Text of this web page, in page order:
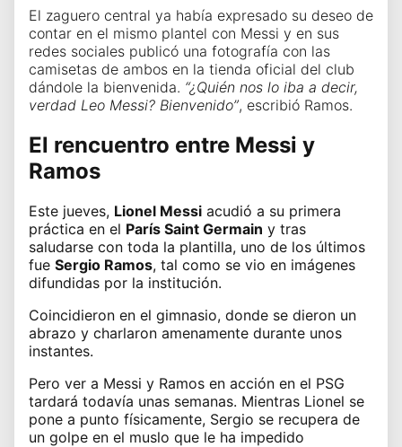
El zaguero central ya había expresado su deseo de
contar en el mismo plantel con Messi y en sus
redes sociales publicó una fotografía con las
camisetas de ambos en la tienda oficial del club
dándole la bienvenida. “¿Quién nos lo iba a decir,
verdad Leo Messi? Bienvenido”, escribió Ramos.
El rencuentro entre Messi y
Ramos
Este jueves, Lionel Messi acudió a su primera
práctica en el París Saint Germain y tras
saludarse con toda la plantilla, uno de los últimos
fue Sergio Ramos, tal como se vio en imágenes
difundidas por la institución.
Coincidieron en el gimnasio, donde se dieron un
abrazo y charlaron amenamente durante unos
instantes.
Pero ver a Messi y Ramos en acción en el PSG
tardará todavía unas semanas. Mientras Lionel se
pone a punto físicamente, Sergio se recupera de
un golpe en el muslo que le ha impedido